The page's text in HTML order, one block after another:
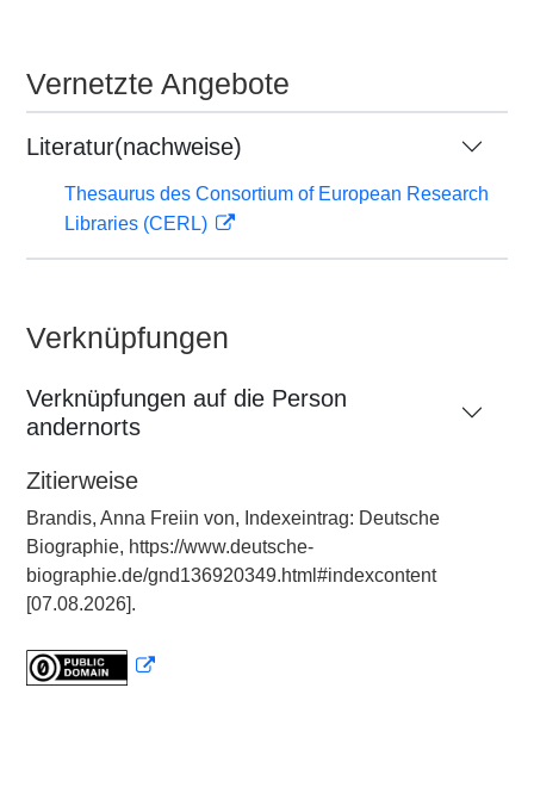
Vernetzte Angebote
Literatur(nachweise)
Thesaurus des Consortium of European Research
Libraries (CERL)
Verknüpfungen
Verknüpfungen auf die Person
andernorts
Zitierweise
Brandis, Anna Freiin von, Indexeintrag: Deutsche
Biographie, https://www.deutsche-
biographie.de/gnd136920349.html#indexcontent
[07.08.2026].